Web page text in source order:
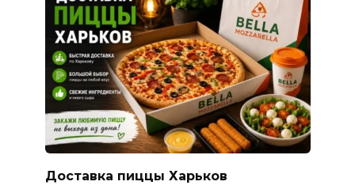
Доставка пиццы Харьков